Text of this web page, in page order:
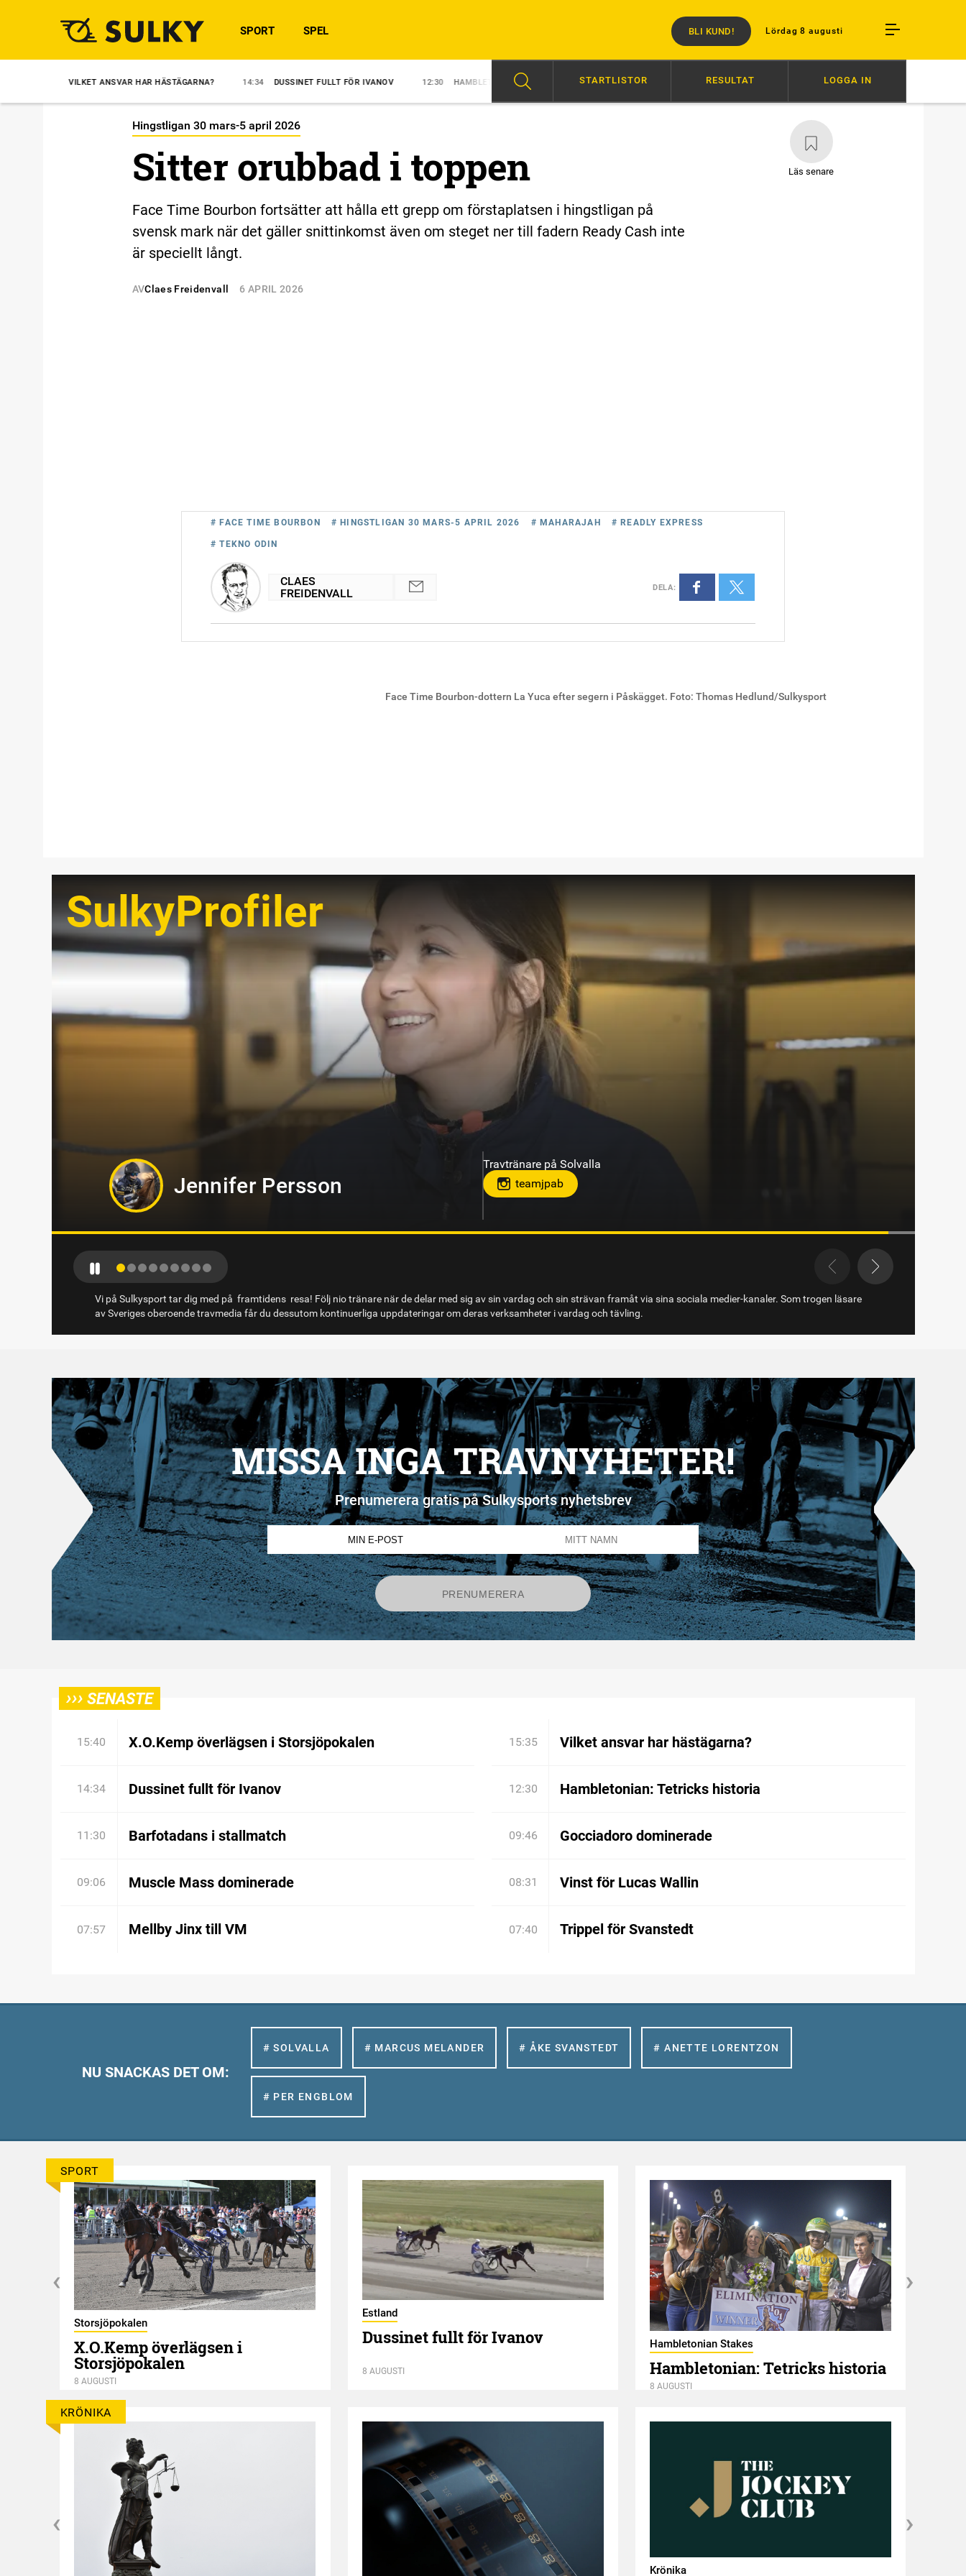
Lördag 8 augusti
SPORT SPEL BLI KUND!
ANSVAR HAR HÄSTÄGARNA? 14:34 DUSSINET FULLT FÖR IVANOV 12:30 HAMBLETONIAN: TETRICKS HISTORIA 11:30 BARFOTADANS I STALLMATCH 15:40 X.O.KEMP ÖVERLÄGSEN I STORSJÖPOKALEN
STARTLISTOR RESULTAT LOGGA IN
Hingstligan 30 mars-5 april 2026
Läs senare
Sitter orubbad i toppen
Face Time Bourbon fortsätter att hålla ett grepp om förstaplatsen i hingstligan på
svensk mark när det gäller snittinkomst även om steget ner till fadern Ready Cash inte
är speciellt långt.
AVClaes Freidenvall 6 APRIL 2026
Face Time Bourbon-dottern La Yuca efter segern i Påskägget. Foto: Thomas Hedlund/Sulkysport
# FACE TIME BOURBON # HINGSTLIGAN 30 MARS-5 APRIL 2026 # MAHARAJAH # READLY EXPRESS
# TEKNO ODIN
CLAES
FREIDENVALL
DELA:
SulkyProfiler
Oskar Kylin Blom
Travtränare på Gävletravet
Vi på Sulkysport tar dig med på framtidens resa! Följ nio tränare när de delar med sig av sin vardag och sin strävan framåt via sina sociala medier-kanaler. Som trogen läsare
av Sveriges oberoende travmedia får du dessutom kontinuerliga uppdateringar om deras verksamheter i vardag och tävling.
MISSA INGA TRAVNYHETER!
Prenumerera gratis på Sulkysports nyhetsbrev
››› SENASTE
15:40 X.O.Kemp överlägsen i Storsjöpokalen 15:35 Vilket ansvar har hästägarna?
14:34 Dussinet fullt för Ivanov 12:30 Hambletonian: Tetricks historia
11:30 Barfotadans i stallmatch 09:46 Gocciadoro dominerade
09:06 Muscle Mass dominerade 08:31 Vinst för Lucas Wallin
07:57 Mellby Jinx till VM 07:40 Trippel för Svanstedt
NU SNACKAS DET OM:
# SOLVALLA # MARCUS MELANDER # ÅKE SVANSTEDT # ANETTE LORENTZON
# PER ENGBLOM
SPORT
Storsjöpokalen
X.O.Kemp överlägsen i
Storsjöpokalen
8 AUGUSTI
Estland
Dussinet fullt för Ivanov
8 AUGUSTI
Hambletonian Stakes
Hambletonian: Tetricks historia
8 AUGUSTI
KRÖNIKA
Krönika